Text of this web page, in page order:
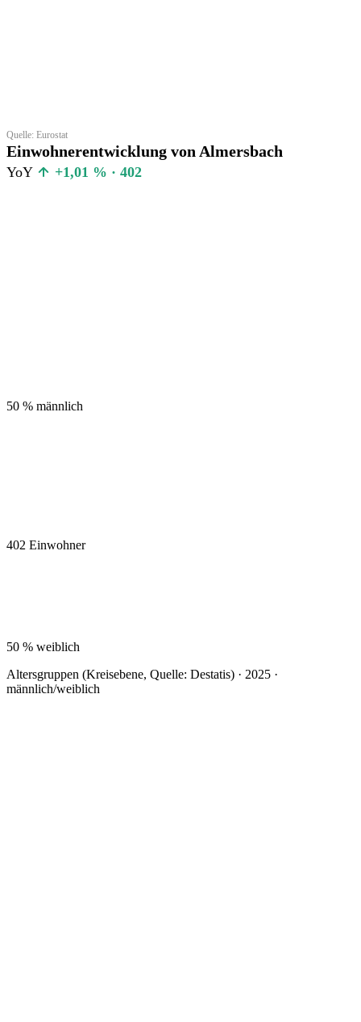
Quelle: Eurostat
Einwohnerentwicklung von Almersbach
YoY +1,01 % · 402
50 % männlich
402 Einwohner
50 % weiblich
Altersgruppen (Kreisebene, Quelle: Destatis) · 2025 ·
männlich/weiblich